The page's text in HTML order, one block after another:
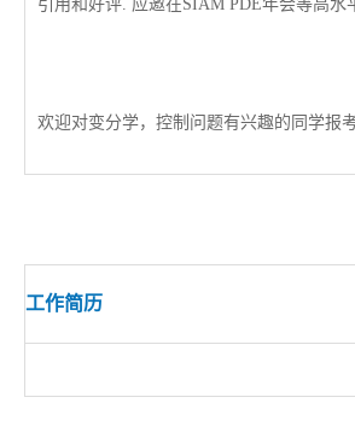
引用和好评. 应邀在SIAM PDE年会等高水
欢迎对变分学，控制问题有兴趣的同学报考
工作简历